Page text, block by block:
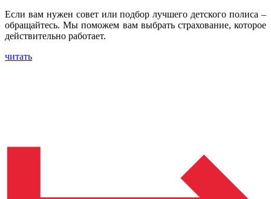
Если вам нужен совет или подбор лучшего детского полиса –
обращайтесь. Мы поможем вам выбрать страхование, которое
действительно работает.
читать